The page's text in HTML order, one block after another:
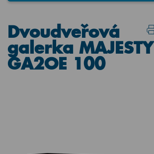
Dvoudveřová
galerka MAJESTY
GA2OE 100